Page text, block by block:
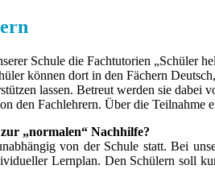
Schule die Fachtutorien „Schüler
können dort in den Fächern
lassen. Betreut werden sie
den Fachlehrern. Über die
„normalen“ Nachhilfe?
von der Schule statt. Bei
Lernplan. Den Schülern soll